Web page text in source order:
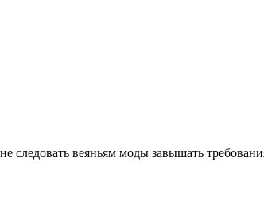
следовать веяньям моды завышать